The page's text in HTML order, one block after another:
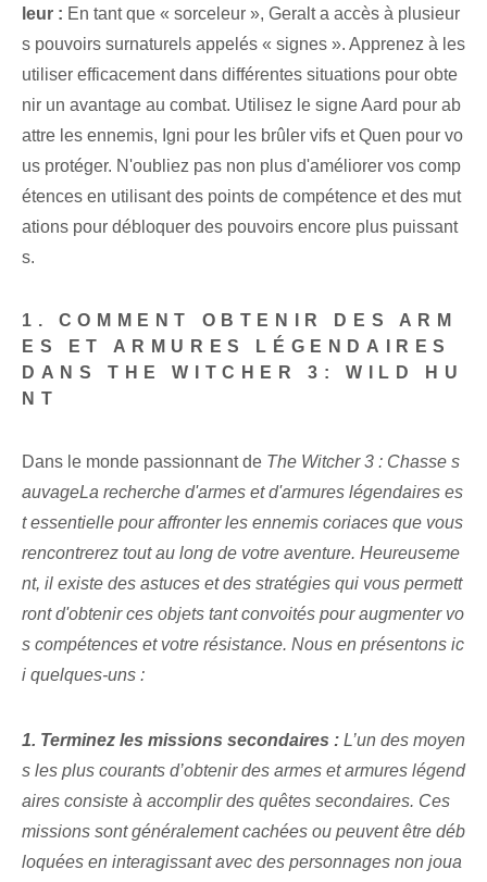
leur : En tant que « sorceleur », Geralt a accès à plusieur
s pouvoirs surnaturels appelés « signes ». Apprenez à les
utiliser efficacement dans différentes situations pour obte
nir un avantage au combat. Utilisez le signe Aard pour ab
attre les ennemis, Igni pour les brûler vifs et Quen pour vo
us protéger. N'oubliez pas non plus d'améliorer vos comp
étences en utilisant des points de compétence et des mut
ations pour débloquer des pouvoirs encore plus puissant
s.
1. COMMENT OBTENIR DES ARM
ES ET ARMURES LÉGENDAIRES
DANS THE WITCHER 3: WILD HU
NT
Dans le monde⁢ passionnant‌ de The Witcher ⁢3 : Chasse s
auvage‌La recherche d'armes et d'armures légendaires es
t essentielle pour affronter les ennemis coriaces que vous
rencontrerez tout au long de votre aventure. Heureuseme
nt, il existe des astuces et des stratégies qui vous permett
ront d'obtenir ces objets tant convoités pour augmenter vo
s compétences et votre résistance. Nous en présentons ic
i quelques-uns :
1.⁣ Terminez les missions secondaires : L’un des moyen
s les plus courants d’obtenir des armes et armures légend
aires consiste à accomplir des quêtes secondaires. Ces
missions sont généralement cachées ou peuvent être déb
loquées en interagissant avec des personnages non joua